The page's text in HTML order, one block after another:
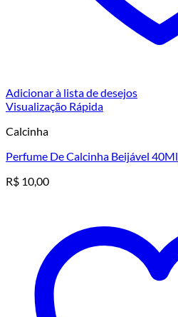
Adicionar à lista de desejos
Visualização Rápida
Calcinha
Perfume De Calcinha Beijável 40Ml
R$ 10,00